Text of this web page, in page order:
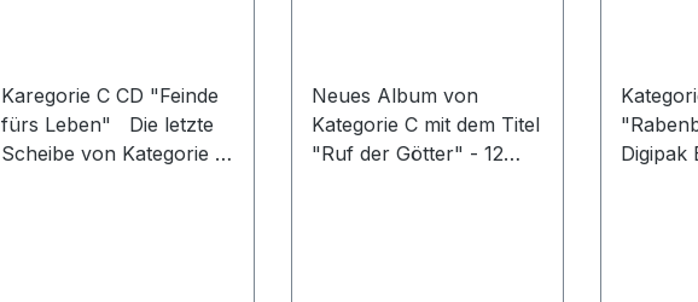
Karegorie C CD "Feinde
fürs Leben" Die letzte
Scheibe von Kategorie C
Neues Album von
Kategorie C mit dem Titel
"Ruf der Götter" - 12
Digipak